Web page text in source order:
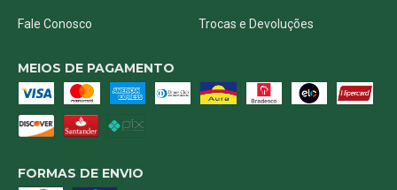
Fale Conosco Trocas e Devoluções
MEIOS DE PAGAMENTO
FORMAS DE ENVIO